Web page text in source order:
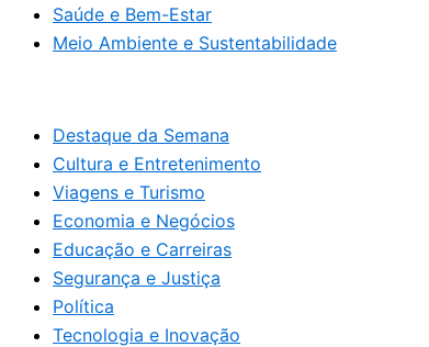
Saúde e Bem-Estar
Meio Ambiente e Sustentabilidade
Destaque da Semana
Cultura e Entretenimento
Viagens e Turismo
Economia e Negócios
Educação e Carreiras
Segurança e Justiça
Política
Tecnologia e Inovação